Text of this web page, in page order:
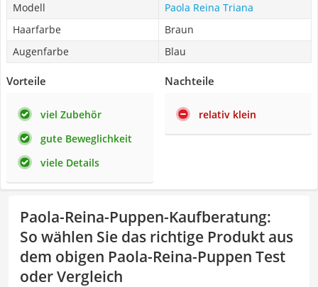
Modell
Paola Reina Triana
Haarfarbe
Braun
Augenfarbe
Blau
Vorteile
viel Zubehör
gute Beweglichkeit
viele Details
Nachteile
relativ klein
Paola-Reina-Puppen-Kaufberatung:
So wählen Sie das richtige Produkt aus
dem obigen Paola-Reina-Puppen Test
oder Vergleich